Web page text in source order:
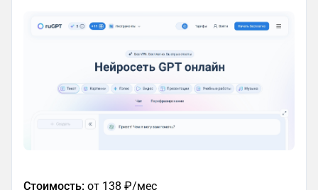
Стоимость: от 138 ₽/мес